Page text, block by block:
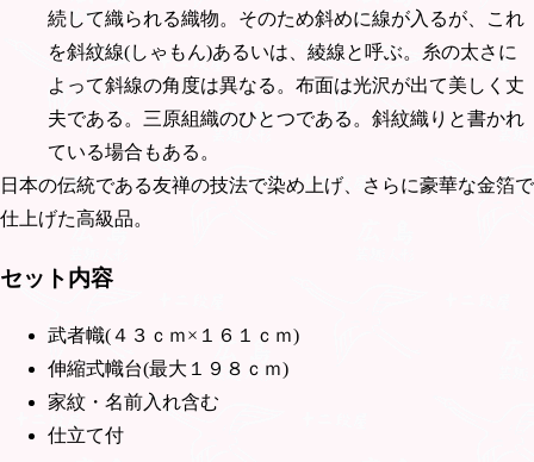
続して織られる織物。そのため斜めに線が入るが、これ
を斜紋線(しゃもん)あるいは、綾線と呼ぶ。糸の太さに
よって斜線の角度は異なる。布面は光沢が出て美しく丈
夫である。三原組織のひとつである。斜紋織りと書かれ
ている場合もある。
日本の伝統である友禅の技法で染め上げ、さらに豪華な金箔で
仕上げた高級品。
セット内容
武者幟(４３ｃｍ×１６１ｃｍ)
伸縮式幟台(最大１９８ｃｍ)
家紋・名前入れ含む
仕立て付